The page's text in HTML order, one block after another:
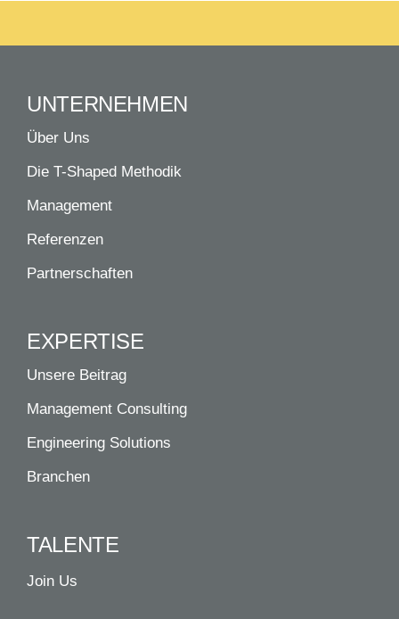
UNTERNEHMEN
Über Uns
Die T-Shaped Methodik
Management
Referenzen
Partnerschaften
EXPERTISE
Unsere Beitrag
Management Consulting
Engineering Solutions
Branchen
TALENTE
Join Us